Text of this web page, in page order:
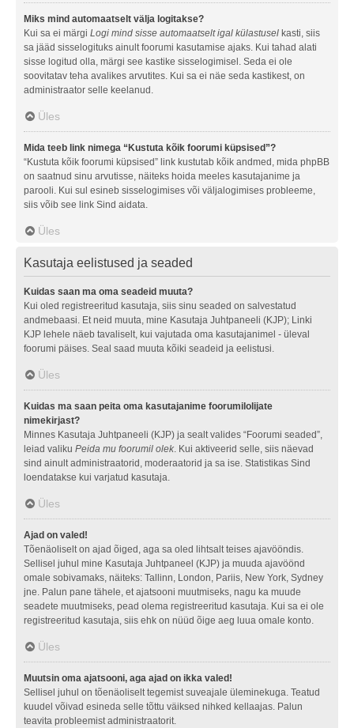
Miks mind automaatselt välja logitakse?
Kui sa ei märgi Logi mind sisse automaatselt igal külastusel kasti, siis
sa jääd sisselogituks ainult foorumi kasutamise ajaks. Kui tahad alati
sisse logitud olla, märgi see kastike sisselogimisel. Seda ei ole
soovitatav teha avalikes arvutites. Kui sa ei näe seda kastikest, on
administraator selle keelanud.
Üles
Mida teeb link nimega “Kustuta kõik foorumi küpsised”?
“Kustuta kõik foorumi küpsised” link kustutab kõik andmed, mida phpBB
on saatnud sinu arvutisse, näiteks hoida meeles kasutajanime ja
parooli. Kui sul esineb sisselogimises või väljalogimises probleeme,
siis võib see link Sind aidata.
Üles
Kasutaja eelistused ja seaded
Kuidas saan ma oma seadeid muuta?
Kui oled registreeritud kasutaja, siis sinu seaded on salvestatud
andmebaasi. Et neid muuta, mine Kasutaja Juhtpaneeli (KJP); Linki
KJP lehele näeb tavaliselt, kui vajutada oma kasutajanimel - üleval
foorumi päises. Seal saad muuta kõiki seadeid ja eelistusi.
Üles
Kuidas ma saan peita oma kasutajanime foorumilolijate
nimekirjast?
Minnes Kasutaja Juhtpaneeli (KJP) ja sealt valides “Foorumi seaded”,
leiad valiku Peida mu foorumil olek. Kui aktiveerid selle, siis näevad
sind ainult administraatorid, moderaatorid ja sa ise. Statistikas Sind
loendatakse kui varjatud kasutaja.
Üles
Ajad on valed!
Tõenäoliselt on ajad õiged, aga sa oled lihtsalt teises ajavööndis.
Sellisel juhul mine Kasutaja Juhtpaneel (KJP) ja muuda ajavöönd
omale sobivamaks, näiteks: Tallinn, London, Pariis, New York, Sydney
jne. Palun pane tähele, et ajatsooni muutmiseks, nagu ka muude
seadete muutmiseks, pead olema registreeritud kasutaja. Kui sa ei ole
registreeritud kasutaja, siis ehk on nüüd õige aeg luua omale konto.
Üles
Muutsin oma ajatsooni, aga ajad on ikka valed!
Sellisel juhul on tõenäoliselt tegemist suveajale üleminekuga. Teatud
kuudel võivad esineda selle tõttu väiksed nihked kellaajas. Palun
teavita probleemist administraatorit.